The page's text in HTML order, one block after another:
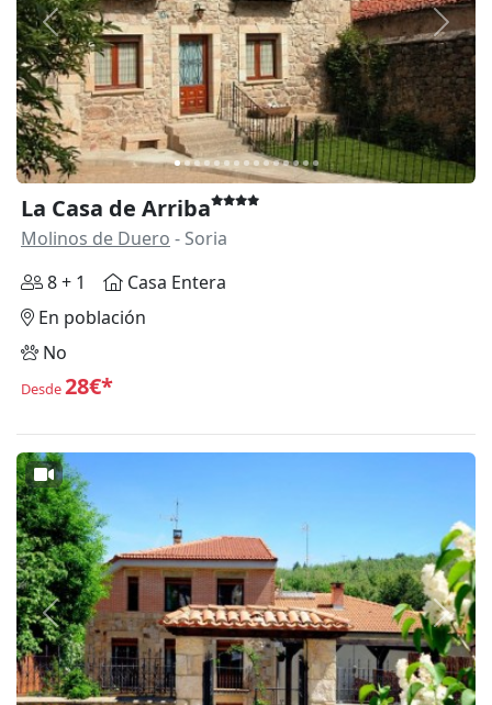
Anterior
La Casa de Arriba
Molinos de Duero - Soria
8 + 1
Casa Entera
En población
No
Desde28€*
Anterior